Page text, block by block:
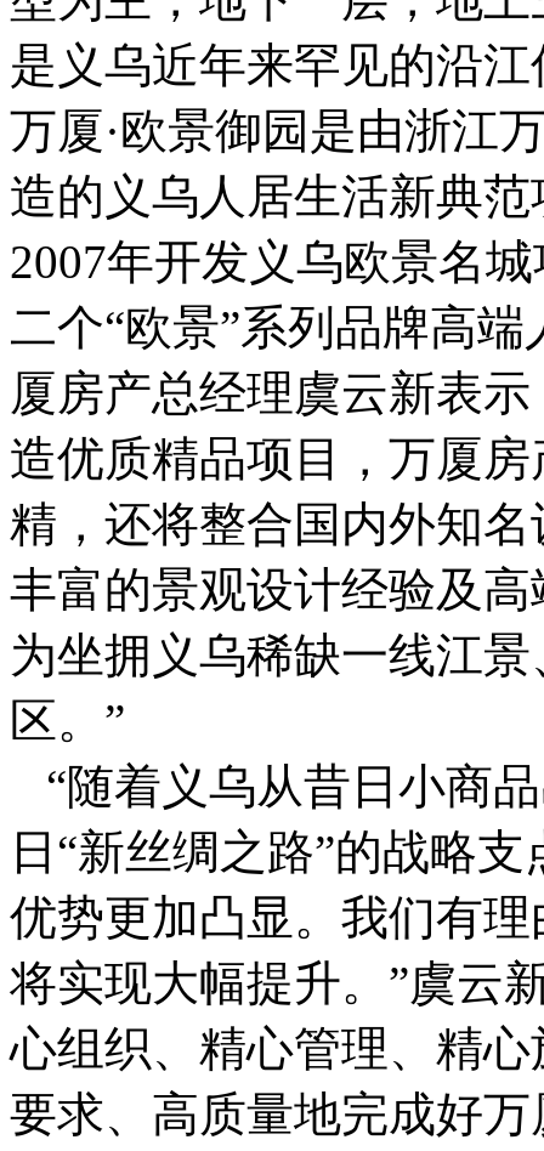
是义乌近年来罕见的沿
万厦·欧景御园是由浙江
造的义乌人居生活新典
2007年开发义乌欧景名
二个“欧景”系列品牌高
厦房产总经理虞云新表
造优质精品项目，万厦
精，还将整合国内外知
丰富的景观设计经验及
为坐拥义乌稀缺一线江
区。”
“随着义乌从昔日小商
日“新丝绸之路”的战略
优势更加凸显。我们有
将实现大幅提升。”虞云
心组织、精心管理、精
要求、高质量地完成好